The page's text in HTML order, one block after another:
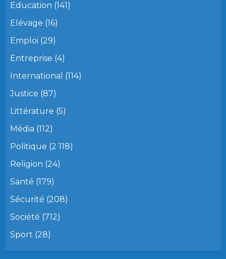
Education (141)
Elévage (16)
Emploi (29)
Entreprise (4)
International (114)
Justice (87)
Littérature (5)
Média (112)
Politique (2 118)
Religion (24)
Santé (179)
Sécurité (208)
Société (712)
Sport (28)